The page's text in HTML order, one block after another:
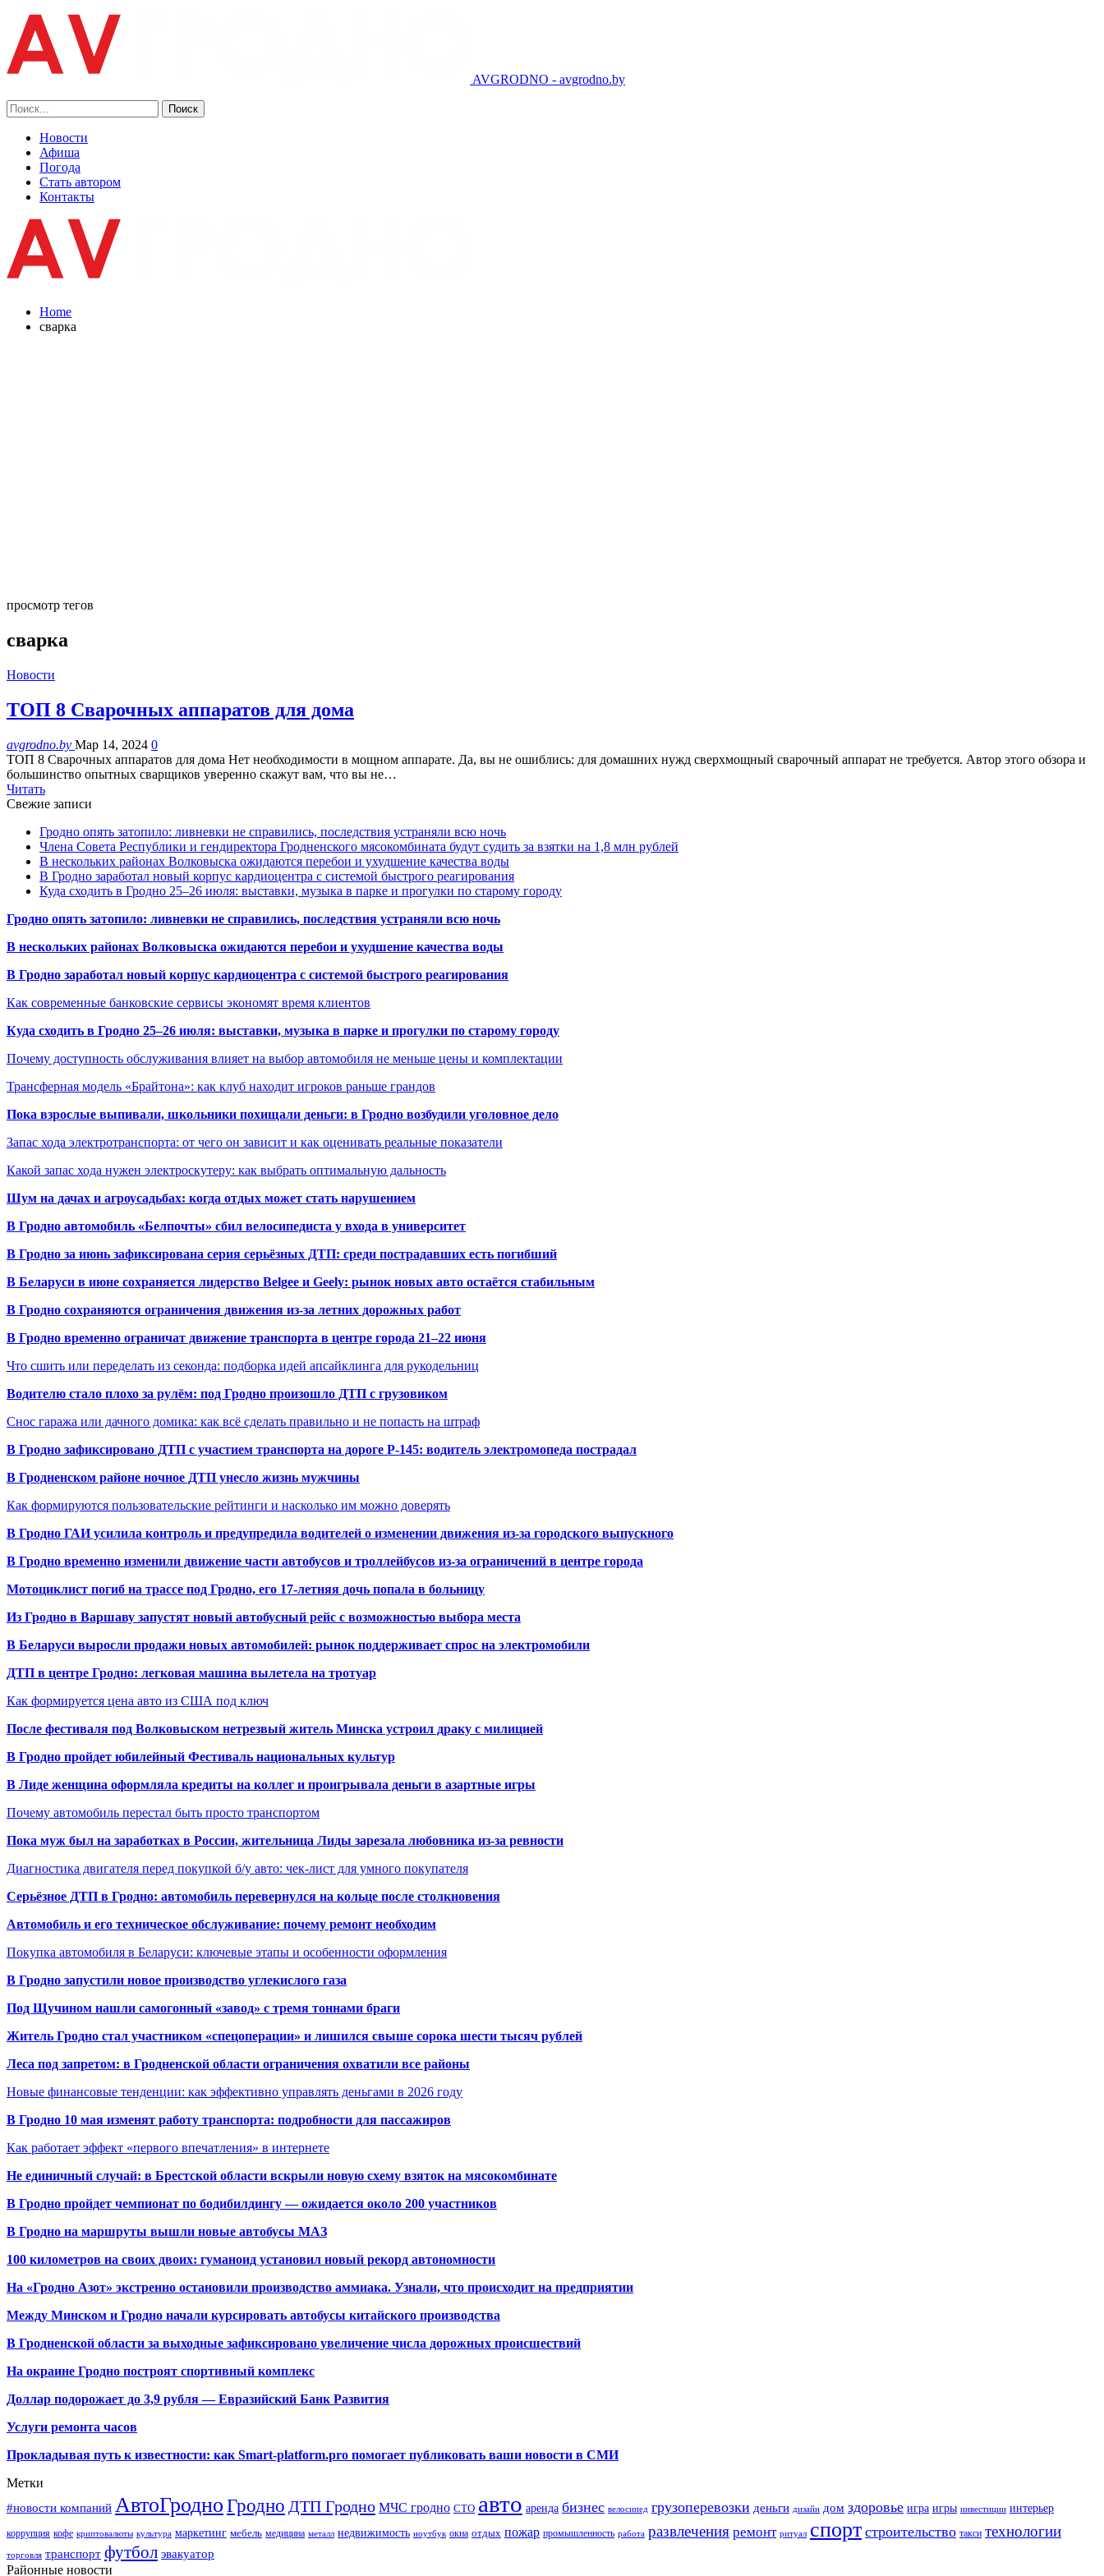
AVGRODNO - avgrodno.by
Новости
Афиша
Погода
Стать автором
Контакты
Home
сварка
просмотр тегов
сварка
Новости
ТОП 8 Сварочных аппаратов для дома
avgrodno.by Мар 14, 2024 0
ТОП 8 Сварочных аппаратов для дома Нет необходимости в мощном аппарате. Да, вы не ошиблись: для домашних нужд сверхмощный сварочный аппарат не требуется. Автор этого обзора и
большинство опытных сварщиков уверенно скажут вам, что вы не…
Читать
Свежие записи
Гродно опять затопило: ливневки не справились, последствия устраняли всю ночь
Члена Совета Республики и гендиректора Гродненского мясокомбината будут судить за взятки на 1,8 млн рублей
В нескольких районах Волковыска ожидаются перебои и ухудшение качества воды
В Гродно заработал новый корпус кардиоцентра с системой быстрого реагирования
Куда сходить в Гродно 25–26 июля: выставки, музыка в парке и прогулки по старому городу
Гродно опять затопило: ливневки не справились, последствия устраняли всю ночь
В нескольких районах Волковыска ожидаются перебои и ухудшение качества воды
В Гродно заработал новый корпус кардиоцентра с системой быстрого реагирования
Как современные банковские сервисы экономят время клиентов
Куда сходить в Гродно 25–26 июля: выставки, музыка в парке и прогулки по старому городу
Почему доступность обслуживания влияет на выбор автомобиля не меньше цены и комплектации
Трансферная модель «Брайтона»: как клуб находит игроков раньше грандов
Пока взрослые выпивали, школьники похищали деньги: в Гродно возбудили уголовное дело
Запас хода электротранспорта: от чего он зависит и как оценивать реальные показатели
Какой запас хода нужен электроскутеру: как выбрать оптимальную дальность
Шум на дачах и агроусадьбах: когда отдых может стать нарушением
В Гродно автомобиль «Белпочты» сбил велосипедиста у входа в университет
В Гродно за июнь зафиксирована серия серьёзных ДТП: среди пострадавших есть погибший
В Беларуси в июне сохраняется лидерство Belgee и Geely: рынок новых авто остаётся стабильным
В Гродно сохраняются ограничения движения из-за летних дорожных работ
В Гродно временно ограничат движение транспорта в центре города 21–22 июня
Что сшить или переделать из секонда: подборка идей апсайклинга для рукодельниц
Водителю стало плохо за рулём: под Гродно произошло ДТП с грузовиком
Снос гаража или дачного домика: как всё сделать правильно и не попасть на штраф
В Гродно зафиксировано ДТП с участием транспорта на дороге Р-145: водитель электромопеда пострадал
В Гродненском районе ночное ДТП унесло жизнь мужчины
Как формируются пользовательские рейтинги и насколько им можно доверять
В Гродно ГАИ усилила контроль и предупредила водителей о изменении движения из-за городского выпускного
В Гродно временно изменили движение части автобусов и троллейбусов из-за ограничений в центре города
Мотоциклист погиб на трассе под Гродно, его 17-летняя дочь попала в больницу
Из Гродно в Варшаву запустят новый автобусный рейс с возможностью выбора места
В Беларуси выросли продажи новых автомобилей: рынок поддерживает спрос на электромобили
ДТП в центре Гродно: легковая машина вылетела на тротуар
Как формируется цена авто из США под ключ
После фестиваля под Волковыском нетрезвый житель Минска устроил драку с милицией
В Гродно пройдет юбилейный Фестиваль национальных культур
В Лиде женщина оформляла кредиты на коллег и проигрывала деньги в азартные игры
Почему автомобиль перестал быть просто транспортом
Пока муж был на заработках в России, жительница Лиды зарезала любовника из-за ревности
Диагностика двигателя перед покупкой б/у авто: чек-лист для умного покупателя
Серьёзное ДТП в Гродно: автомобиль перевернулся на кольце после столкновения
Автомобиль и его техническое обслуживание: почему ремонт необходим
Покупка автомобиля в Беларуси: ключевые этапы и особенности оформления
В Гродно запустили новое производство углекислого газа
Под Щучином нашли самогонный «завод» с тремя тоннами браги
Житель Гродно стал участником «спецоперации» и лишился свыше сорока шести тысяч рублей
Леса под запретом: в Гродненской области ограничения охватили все районы
Новые финансовые тенденции: как эффективно управлять деньгами в 2026 году
В Гродно 10 мая изменят работу транспорта: подробности для пассажиров
Как работает эффект «первого впечатления» в интернете
Не единичный случай: в Брестской области вскрыли новую схему взяток на мясокомбинате
В Гродно пройдет чемпионат по бодибилдингу — ожидается около 200 участников
В Гродно на маршруты вышли новые автобусы МАЗ
100 километров на своих двоих: гуманоид установил новый рекорд автономности
На «Гродно Азот» экстренно остановили производство аммиака. Узнали, что происходит на предприятии
Между Минском и Гродно начали курсировать автобусы китайского производства
В Гродненской области за выходные зафиксировано увеличение числа дорожных происшествий
На окраине Гродно построят спортивный комплекс
Доллар подорожает до 3,9 рубля — Евразийский Банк Развития
Услуги ремонта часов
Прокладывая путь к известности: как Smart-platform.pro помогает публиковать ваши новости в СМИ
Метки
#новости компаний АвтоГродноГродно ДТП Гродно МЧС гродно СТО авто аренда бизнес велосипед грузоперевозки деньги дизайн дом здоровье игра игры инвестиции интерьер
коррупция кофе криптовалюты культура маркетинг мебель медицина металл недвижимость ноутбук окна отдых пожар промышленность работа развлечения ремонт ритуал спорт строительство такси технологии
торговля транспорт футбол эвакуатор
Районные новости